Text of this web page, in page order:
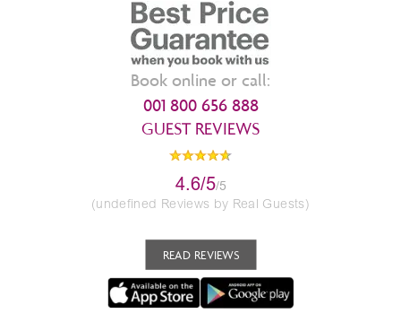
Book online or call:
001 800 656 888
GUEST REVIEWS
4.6/5/5
(undefined Reviews by Real Guests)
READ REVIEWS